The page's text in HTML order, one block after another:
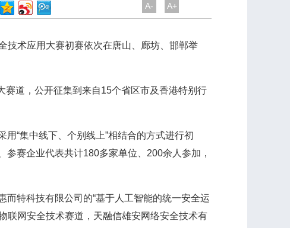
A- A+
术应用大赛初赛依次在唐山、廊坊、邯郸举
道，公开征集到来自15个省区市及香港特别行
“集中线下、个别线上”相结合的方式进行初
赛企业代表共计180多家单位、200余人参加，
特科技有限公司的“基于人工智能的统一安全运
联网安全技术赛道，天融信雄安网络安全技术有